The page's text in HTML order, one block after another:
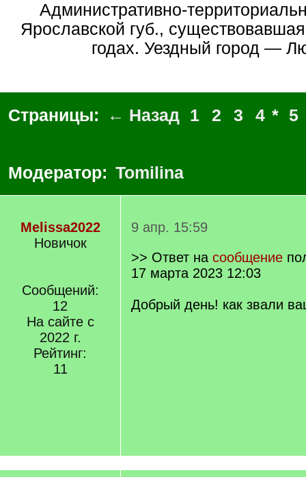
Административно-территориальная единица
Ярославской губ.,
годах. Уездный город —
Страницы: ← Назад 1 2 3 4 * 5
Модератор: Tomilina
Melissa2022
Новичок
Сообщений:
12
На сайте с
2022 г.
Рейтинг:
11
9 апр. 15:59
>> Ответ на сообщение
17 марта 2023 12:03
Добрый день! как звали